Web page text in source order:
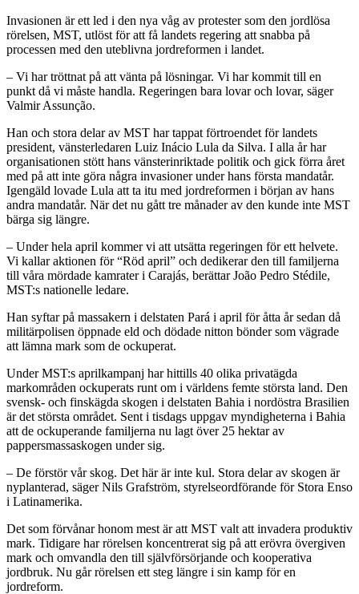
Invasionen är ett led i den nya våg av protester som den jordlösa
rörelsen, MST, utlöst för att få landets regering att snabba på
processen med den uteblivna jordreformen i landet.
– Vi har tröttnat på att vänta på lösningar. Vi har kommit till en
punkt då vi måste handla. Regeringen bara lovar och lovar, säger
Valmir Assunção.
Han och stora delar av MST har tappat förtroendet för landets
president, vänsterledaren Luiz Inácio Lula da Silva. I alla år har
organisationen stött hans vänsterinriktade politik och gick förra året
med på att inte göra några invasioner under hans första mandatår.
Igengäld lovade Lula att ta itu med jordreformen i början av hans
andra mandatår. När det nu gått tre månader av den kunde inte MST
bärga sig längre.
– Under hela april kommer vi att utsätta regeringen för ett helvete.
Vi kallar aktionen för “Röd april” och dedikerar den till familjerna
till våra mördade kamrater i Carajás, berättar João Pedro Stédile,
MST:s nationelle ledare.
Han syftar på massakern i delstaten Pará i april för åtta år sedan då
militärpolisen öppnade eld och dödade nitton bönder som vägrade
att lämna mark som de ockuperat.
Under MST:s aprilkampanj har hittills 40 olika privatägda
markområden ockuperats runt om i världens femte största land. Den
svensk- och finskägda skogen i delstaten Bahia i nordöstra Brasilien
är det största området. Sent i tisdags uppgav myndigheterna i Bahia
att de ockuperande familjerna nu lagt över 25 hektar av
pappersmassaskogen under sig.
– De förstör vår skog. Det här är inte kul. Stora delar av skogen är
nyplanterad, säger Nils Grafström, styrelseordförande för Stora Enso
i Latinamerika.
Det som förvånar honom mest är att MST valt att invadera produktiv
mark. Tidigare har rörelsen koncentrerat sig på att erövra övergiven
mark och omvandla den till självförsörjande och kooperativa
jordbruk. Nu går rörelsen ett steg längre i sin kamp för en
jordreform.